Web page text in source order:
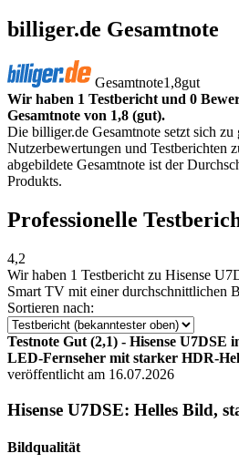
billiger.de Gesamtnote
Gesamtnote1,8gut
Wir haben 1 Testbericht und 0
Gesamtnote von 1,8 (gut).
Die billiger.de Gesamtnote setzt sich zu
Nutzerbewertungen und Testberichten
abgebildete Gesamtnote ist der
Produkts.
Professionelle
4,2
Wir haben 1 Testbericht zu Hisense
Smart TV mit einer durchschnittlichen
Sortieren nach:
Testnote Gut (2,1) - Hisense U7DSE
LED-Fernseher mit starker HDR-
veröffentlicht am 16.07.2026
Hisense U7DSE: Helles Bild,
Bildqualität